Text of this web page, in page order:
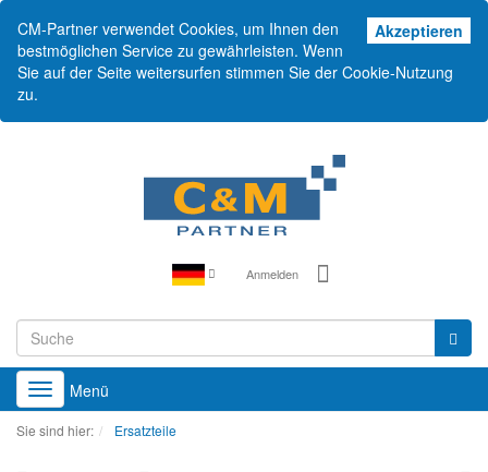
Akzeptieren
CM-Partner verwendet Cookies, um Ihnen den
bestmöglichen Service zu gewährleisten. Wenn
Sie auf der Seite weitersurfen stimmen Sie der Cookie-Nutzung
zu.
Anmelden
Toggle
navigation
Menü
Sie sind hier: Ersatzteile